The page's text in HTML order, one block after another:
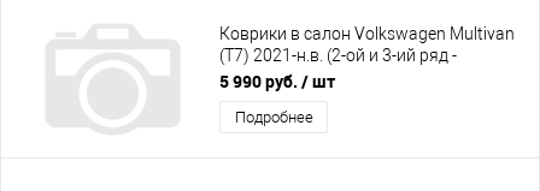
Коврики в салон Volkswagen Multivan
(T7) 2021-н.в. (2-ой и 3-ий ряд -
капитанские сиденья
5 990 руб. / шт
Подробнее